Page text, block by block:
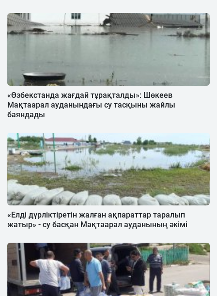
«Өзбекстанда жағдай тұрақталды»: Шөкеев
Мақтаарал ауданындағы су тасқыны жайлы
баяндады
«Елді дүрліктіретін жалған ақпараттар таралып
жатыр» - су басқан Мақтаарал ауданының әкімі